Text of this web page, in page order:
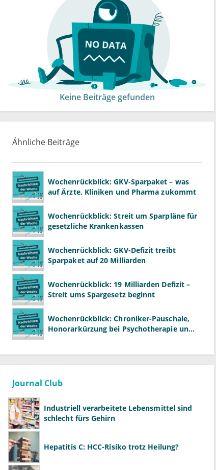
Keine Beiträge gefunden
Ähnliche Beiträge
Wochenrückblick: GKV-Sparpaket – was
auf Ärzte, Kliniken und Pharma zukommt
Wochenrückblick: Streit um Sparpläne für
gesetzliche Krankenkassen
Wochenrückblick: GKV-Defizit treibt
Sparpaket auf 20 Milliarden
Wochenrückblick: 19 Milliarden Defizit –
Streit ums Spargesetz beginnt
Wochenrückblick: Chroniker-Pauschale,
Honorarkürzung bei Psychotherapie und
Journal Club
Industriell verarbeitete Lebensmittel sind
schlecht fürs Gehirn
Hepatitis C: HCC-Risiko trotz Heilung?